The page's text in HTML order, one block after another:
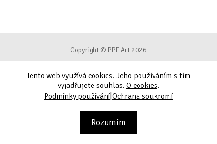
Copyright © PPF Art 2026
Podmínky používání
Ochrana soukromí
Tento web využívá cookies. Jeho používáním s tím
vyjadřujete souhlas. O cookies.
Podmínky používání|Ochrana soukromí
Rozumím